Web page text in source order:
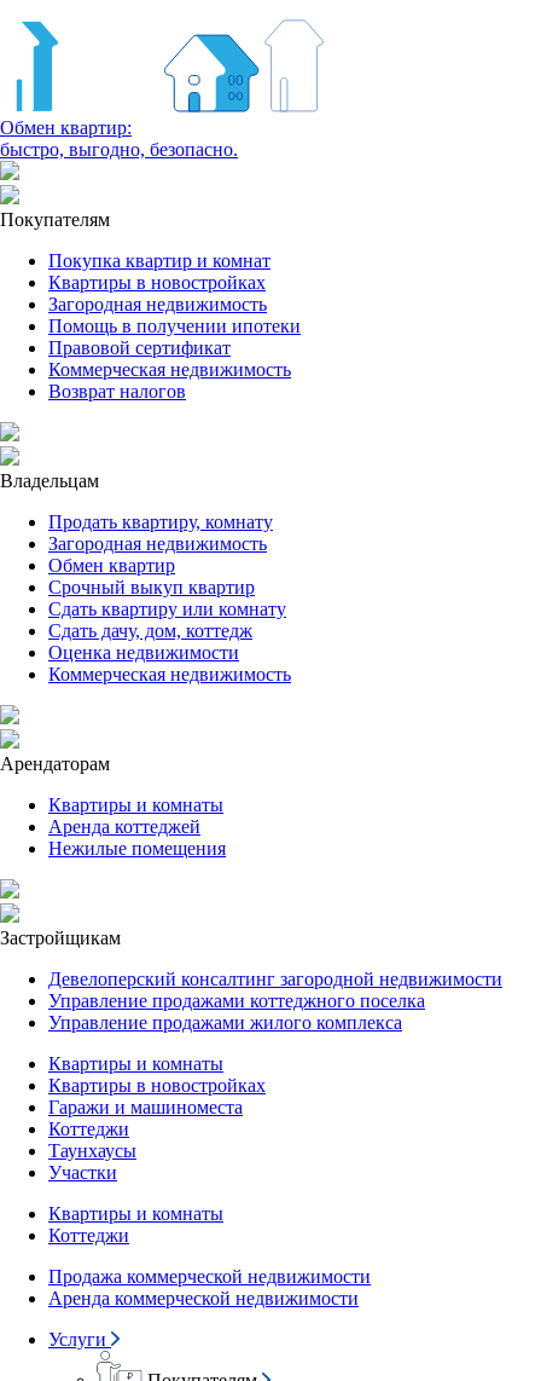
Обмен квартир:
быстро, выгодно, безопасно.
Покупателям
Покупка квартир и комнат
Квартиры в новостройках
Загородная недвижимость
Помощь в получении ипотеки
Правовой сертификат
Коммерческая недвижимость
Возврат налогов
Владельцам
Продать квартиру, комнату
Загородная недвижимость
Обмен квартир
Срочный выкуп квартир
Сдать квартиру или комнату
Сдать дачу, дом, коттедж
Оценка недвижимости
Коммерческая недвижимость
Арендаторам
Квартиры и комнаты
Аренда коттеджей
Нежилые помещения
Застройщикам
Девелоперский консалтинг загородной недвижимости
Управление продажами коттеджного поселка
Управление продажами жилого комплекса
Квартиры и комнаты
Квартиры в новостройках
Гаражи и машиноместа
Коттеджи
Таунхаусы
Участки
Квартиры и комнаты
Коттеджи
Продажа коммерческой недвижимости
Аренда коммерческой недвижимости
Услуги